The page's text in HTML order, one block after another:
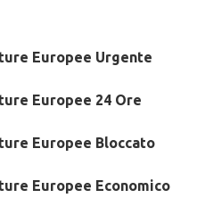
Europee Urgente
Europee 24 Ore
Europee Bloccato
Europee Economico